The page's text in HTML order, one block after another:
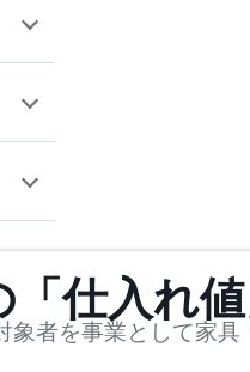
仕入れ
象者を事業として家